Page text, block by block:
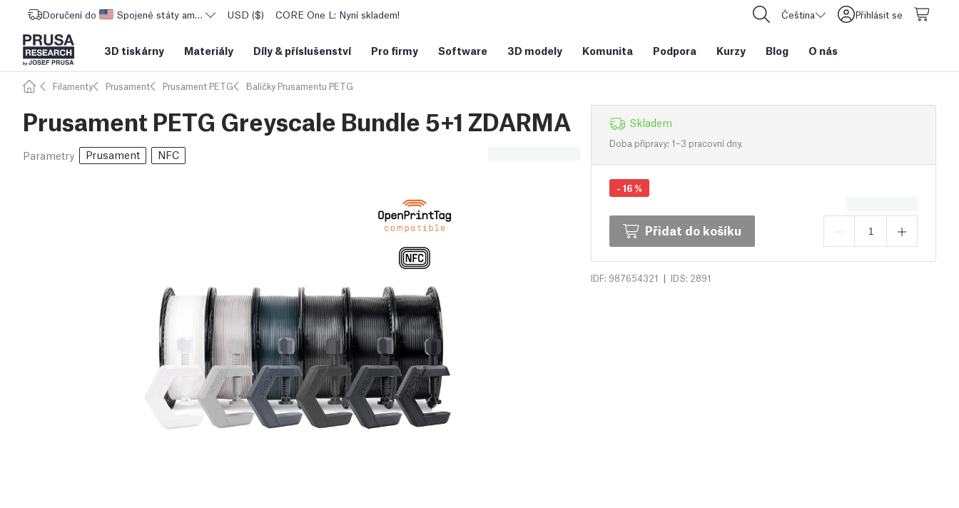
Doručení do Spojené státy americké USD ($) CORE One L: Nyní skladem! Čeština Přihlásit se
3D tiskárny Materiály Díly & příslušenství Pro firmy Software 3D modely Komunita Podpora Kurzy Blog O nás
Filamenty Prusament Prusament PETG Balíčky Prusamentu PETG
Prusament PETG Greyscale Bundle 5+1 ZDARMA
Parametry Prusament NFC
Skladem
Doba přípravy: 1–3 pracovní dny.
- 16%
Přidat do košíku
IDF: 987654321 | IDS: 2891